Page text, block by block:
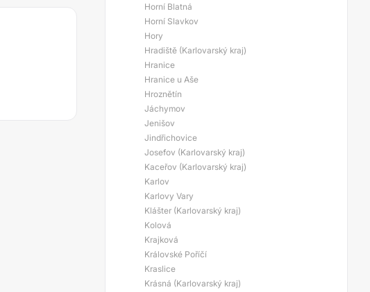
Horní Blatná
Horní Slavkov
Hory
Hradiště (Karlovarský kraj)
Hranice
Hranice u Aše
Hroznětín
Jáchymov
Jenišov
Jindřichovice
Josefov (Karlovarský kraj)
Kaceřov (Karlovarský kraj)
Karlov
Karlovy Vary
Klášter (Karlovarský kraj)
Kolová
Krajková
Královské Poříčí
Kraslice
Krásná (Karlovarský kraj)